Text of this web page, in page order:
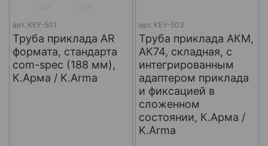
арт. KEY-501
Труба приклада AR
формата, стандарта
com-spec (188 мм),
К.Арма / K.Arma
арт. KEY-503
Труба приклада АКМ,
АК74, складная, с
интегрированным
адаптером приклада
и фиксацией в
сложенном
состоянии, К.Арма /
K.Arma